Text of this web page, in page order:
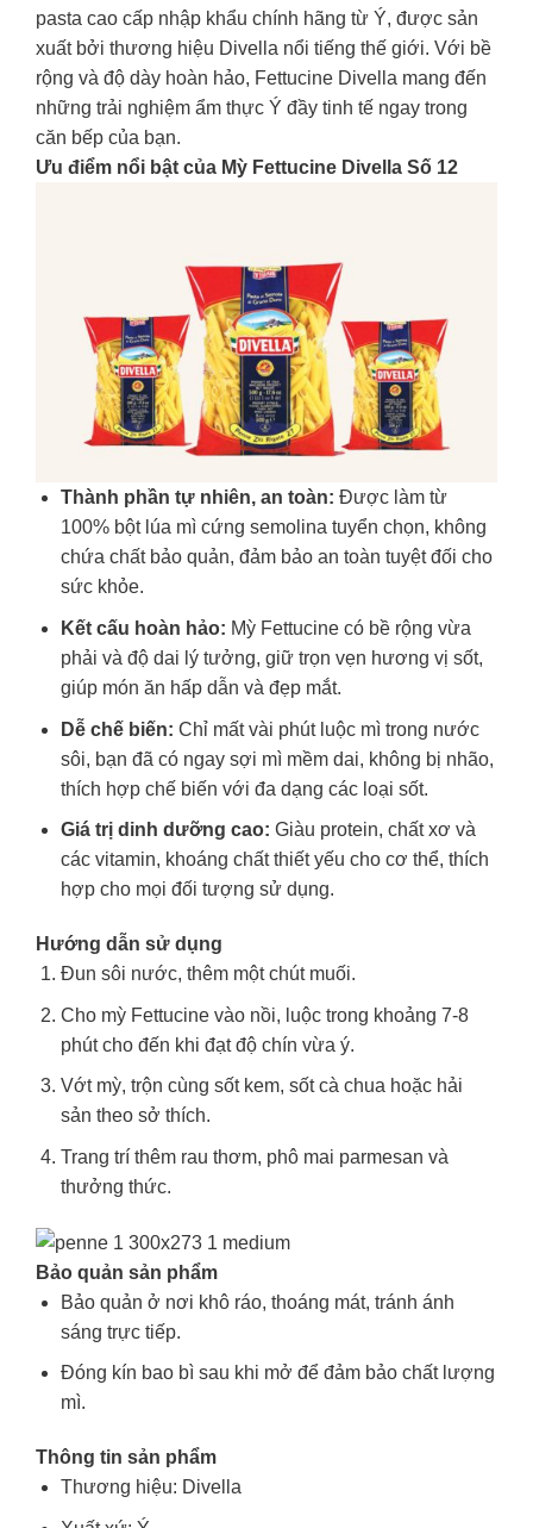
pasta cao cấp nhập khẩu chính hãng từ Ý, được sản
xuất bởi thương hiệu Divella nổi tiếng thế giới. Với bề
rộng và độ dày hoàn hảo, Fettucine Divella mang đến
những trải nghiệm ẩm thực Ý đầy tinh tế ngay trong
căn bếp của bạn.
Ưu điểm nổi bật của Mỳ Fettucine Divella Số 12
Thành phần tự nhiên, an toàn: Được làm từ
100% bột lúa mì cứng semolina tuyển chọn, không
chứa chất bảo quản, đảm bảo an toàn tuyệt đối cho
sức khỏe.
Kết cấu hoàn hảo: Mỳ Fettucine có bề rộng vừa
phải và độ dai lý tưởng, giữ trọn vẹn hương vị sốt,
giúp món ăn hấp dẫn và đẹp mắt.
Dễ chế biến: Chỉ mất vài phút luộc mì trong nước
sôi, bạn đã có ngay sợi mì mềm dai, không bị nhão,
thích hợp chế biến với đa dạng các loại sốt.
Giá trị dinh dưỡng cao: Giàu protein, chất xơ và
các vitamin, khoáng chất thiết yếu cho cơ thể, thích
hợp cho mọi đối tượng sử dụng.
Hướng dẫn sử dụng
Đun sôi nước, thêm một chút muối.
Cho mỳ Fettucine vào nồi, luộc trong khoảng 7-8
phút cho đến khi đạt độ chín vừa ý.
Vớt mỳ, trộn cùng sốt kem, sốt cà chua hoặc hải
sản theo sở thích.
Trang trí thêm rau thơm, phô mai parmesan và
thưởng thức.
Bảo quản sản phẩm
Bảo quản ở nơi khô ráo, thoáng mát, tránh ánh
sáng trực tiếp.
Đóng kín bao bì sau khi mở để đảm bảo chất lượng
mì.
Thông tin sản phẩm
Thương hiệu: Divella